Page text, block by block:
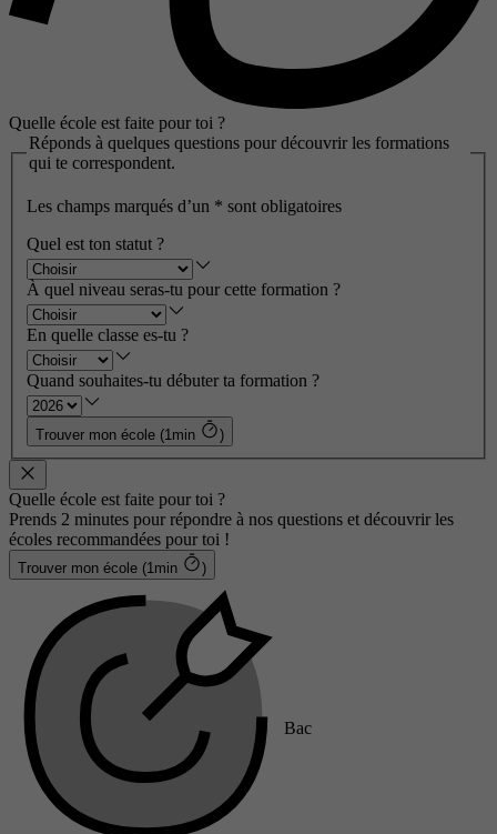
Quelle école est faite pour toi ?
Réponds à quelques questions pour découvrir les formations
qui te correspondent.
Les champs marqués d’un * sont obligatoires
Quel est ton statut ?
À quel niveau seras-tu pour cette formation ?
En quelle classe es-tu ?
Quand souhaites-tu débuter ta formation ?
Trouver mon école (1min )
Quelle école est faite pour toi ?
Prends 2 minutes pour répondre à nos questions et découvrir les
écoles recommandées pour toi !
Trouver mon école (1min )
Bac